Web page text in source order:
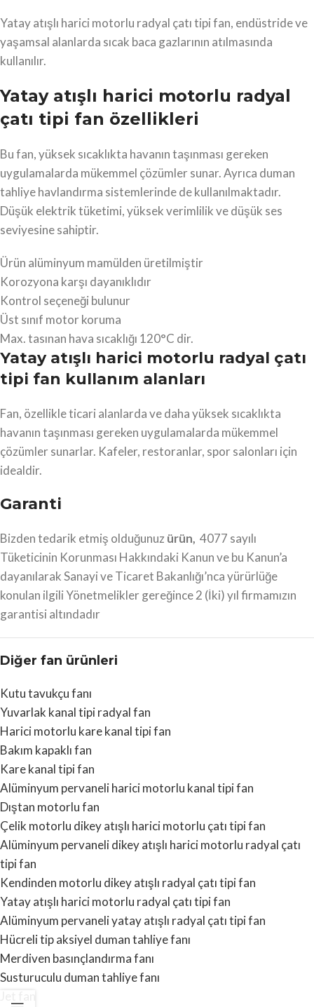
Yatay atışlı harici motorlu radyal çatı tipi fan, endüstride ve
yaşamsal alanlarda sıcak baca gazlarının atılmasında
kullanılır.
Yatay atışlı harici motorlu radyal
çatı tipi fan özellikleri
Bu fan, yüksek sıcaklıkta havanın taşınması gereken
uygulamalarda mükemmel çözümler sunar. Ayrıca duman
tahliye havlandırma sistemlerinde de kullanılmaktadır.
Düşük elektrik tüketimi, yüksek verimlilik ve düşük ses
seviyesine sahiptir.
Ürün alüminyum mamülden üretilmiştir
Korozyona karşı dayanıklıdır
Kontrol seçeneği bulunur
Üst sınıf motor koruma
Max. tasınan hava sıcaklığı 120°C dir.
Yatay atışlı harici motorlu radyal çatı
tipi fan kullanım alanları
Fan, özellikle ticari alanlarda ve daha yüksek sıcaklıkta
havanın taşınması gereken uygulamalarda mükemmel
çözümler sunarlar. Kafeler, restoranlar, spor salonları için
idealdir.
Garanti
Bizden tedarik etmiş olduğunuz ürün, 4077 sayılı
Tüketicinin Korunması Hakkındaki Kanun ve bu Kanun’a
dayanılarak Sanayi ve Ticaret Bakanlığı’nca yürürlüğe
konulan ilgili Yönetmelikler gereğince 2 (İki) yıl firmamızın
garantisi altındadır
Diğer fan ürünleri
Kutu tavukçu fanı
Yuvarlak kanal tipi radyal fan
Harici motorlu kare kanal tipi fan
Bakım kapaklı fan
Kare kanal tipi fan
Alüminyum pervaneli harici motorlu kanal tipi fan
Dıştan motorlu fan
Çelik motorlu dikey atışlı harici motorlu çatı tipi fan
Alüminyum pervaneli dikey atışlı harici motorlu radyal çatı
tipi fan
Kendinden motorlu dikey atışlı radyal çatı tipi fan
Yatay atışlı harici motorlu radyal çatı tipi fan
Alüminyum pervaneli yatay atışlı radyal çatı tipi fan
Hücreli tip aksiyel duman tahliye fanı
Merdiven basınçlandırma fanı
Susturuculu duman tahliye fanı